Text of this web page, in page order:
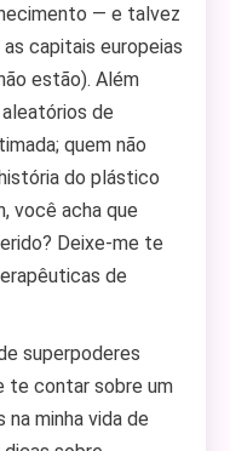
— e talvez
capitais europeias
estão). Além
de
quem não
do plástico
você acha que
Deixe-me te
de
superpoderes
te contar sobre um
minha vida de